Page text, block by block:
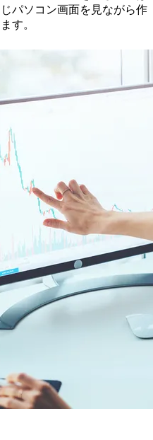
パソコン画面を見ながら作
す。